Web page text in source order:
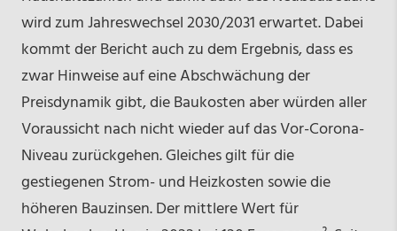
wird zum Jahreswechsel 2030/2031 erwartet. Dabei
kommt der Bericht auch zu dem Ergebnis, dass es
zwar Hinweise auf eine Abschwächung der
Preisdynamik gibt, die Baukosten aber würden aller
Voraussicht nach nicht wieder auf das Vor-Corona-
Niveau zurückgehen. Gleiches gilt für die
gestiegenen Strom- und Heizkosten sowie die
höheren Bauzinsen. Der mittlere Wert für